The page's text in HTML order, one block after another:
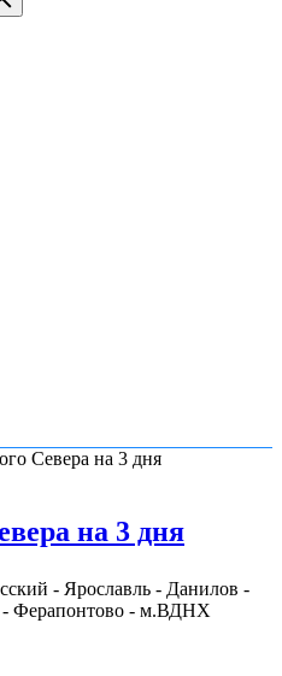
Севера на 3 дня
на 3 дня
- Ярославль - Данилов -
- Ферапонтово - м.ВДНХ